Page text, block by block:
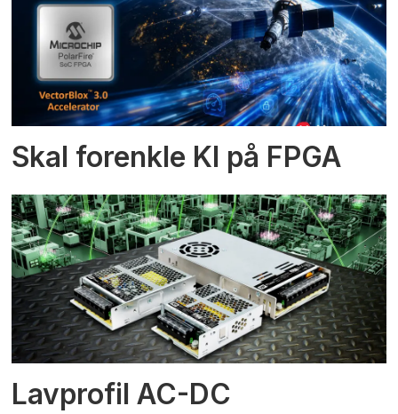
Skal forenkle KI på FPGA
Lavprofil AC-DC